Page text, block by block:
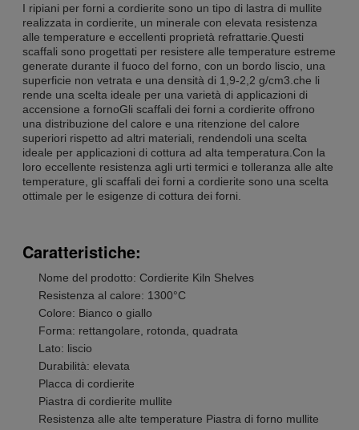
I ripiani per forni a cordierite sono un tipo di lastra di mullite
realizzata in cordierite, un minerale con elevata resistenza
alle temperature e eccellenti proprietà refrattarie.Questi
scaffali sono progettati per resistere alle temperature estreme
generate durante il fuoco del forno, con un bordo liscio, una
superficie non vetrata e una densità di 1,9-2,2 g/cm3.che li
rende una scelta ideale per una varietà di applicazioni di
accensione a fornoGli scaffali dei forni a cordierite offrono
una distribuzione del calore e una ritenzione del calore
superiori rispetto ad altri materiali, rendendoli una scelta
ideale per applicazioni di cottura ad alta temperatura.Con la
loro eccellente resistenza agli urti termici e tolleranza alle alte
temperature, gli scaffali dei forni a cordierite sono una scelta
ottimale per le esigenze di cottura dei forni.
Caratteristiche:
Nome del prodotto: Cordierite Kiln Shelves
Resistenza al calore: 1300°C
Colore: Bianco o giallo
Forma: rettangolare, rotonda, quadrata
Lato: liscio
Durabilità: elevata
Placca di cordierite
Piastra di cordierite mullite
Resistenza alle alte temperature Piastra di forno mullite